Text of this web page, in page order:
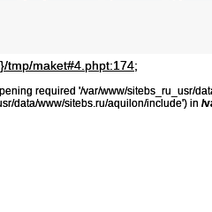
tmp/maket#4.phpt:174;
required '/var/www/sitebs_ru_usr/
data/www/sitebs.ru/aquilon/include') in /